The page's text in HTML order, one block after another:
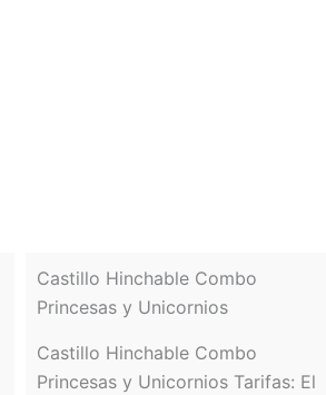
Castillo Hinchable Combo
Princesas y Unicornios
Castillo Hinchable Combo
Princesas y Unicornios Tarifas: El